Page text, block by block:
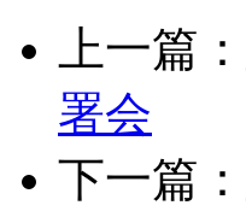
上一篇：
署会
下一篇：